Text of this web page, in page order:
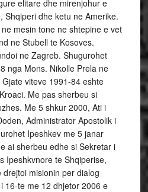
elitare dhe mirenjohur e
Shqiperi dhe ketu ne Amerike.
mesin tone ne shtepine e vet
ne Stubell te Kosoves.
ne Zagreb. Shugurohet
nga Mons. Nikolle Prela ne
viteve 1991-84 eshte
Me pas sherbeu si
Me 5 shkur 2000, Ati i
Administrator Apostolik i
Ipeshkev me 5 janar
ai sherbeu edhe si Sekretar i
Ipeshkvnore te Shqiperise,
misionin per dialog
16-te me 12 dhjetor 2006 e